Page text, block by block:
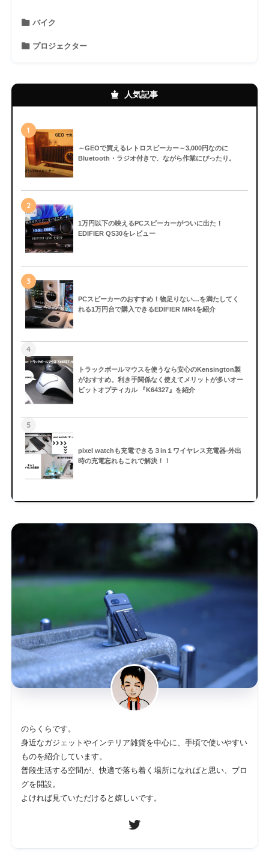
バイク
プロジェクター
人気記事
1
～GEOで買えるレトロスピーカー～3,000円なのに
Bluetooth・ラジオ付きで、ながら作業にぴったり。
2
1万円以下の映えるPCスピーカーがついに出た！
EDIFIER QS30をレビュー
3
PCスピーカーのおすすめ！物足りない…を満たしてく
れる1万円台で購入できるEDIFIER MR4を紹介
4
トラックボールマウスを使うなら安心のKensington製
がおすすめ。利き手関係なく使えてメリットが多いオー
ビットオプティカル 『K64327』を紹介
5
pixel watchも充電できる３in１ワイヤレス充電器-外出
時の充電忘れもこれで解決！！
のらくらです。
身近なガジェットやインテリア雑貨を中心に、手頃で使いやすい
ものを紹介しています。
普段生活する空間が、快適で落ち着く場所になればと思い、ブロ
グを開設。
よければ見ていただけると嬉しいです。